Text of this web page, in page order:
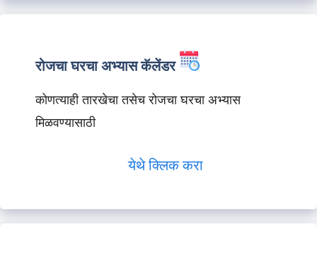
रोजचा घरचा अभ्यास कॅलेंडर
कोणत्याही तारखेचा तसेच रोजचा घरचा अभ्यास
मिळवण्यासाठी
येथे क्लिक करा